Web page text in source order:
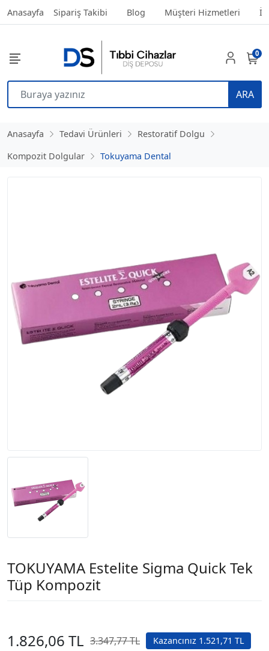
Anasayfa Sipariş Takibi Blog Müşteri Hizmetleri
ARA
0
Anasayfa Tedavi Ürünleri
Restoratif Dolgu
Kompozit Dolgular
Tokuyama Dental
TOKUYAMA Estelite Sigma Quick Tek
Tüp Kompozit
1.826,06 TL 3.347,77 TL Kazancınız 1.521,71 TL